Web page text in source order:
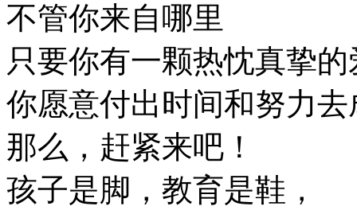
不管你来自哪里
只要你有一颗热忱真挚
你愿意付出时间和努力
那么，赶紧来吧！
孩子是脚，教育是鞋，